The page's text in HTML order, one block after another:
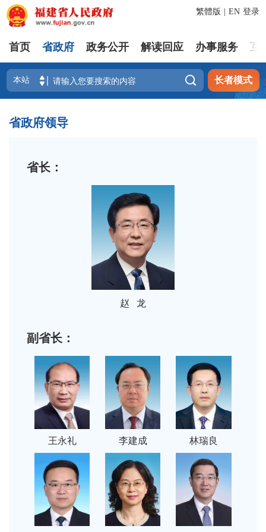
登录
繁體版 EN
首页 省政府 政务公开 解读回应 办事服务 互
 长者模式
省政府领导
省长：
赵 龙
副省长：
王永礼 李建成 林瑞良